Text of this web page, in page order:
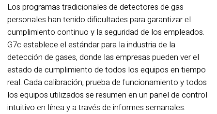
Los programas tradicionales de detectores de gas
personales han tenido dificultades para garantizar el
cumplimiento continuo y la seguridad de los empleados.
G7c establece el estándar para la industria de la
detección de gases, donde las empresas pueden ver el
estado de cumplimiento de todos los equipos en tiempo
real. Cada calibración, prueba de funcionamiento y todos
los equipos utilizados se resumen en un panel de control
intuitivo en línea y a través de informes semanales.